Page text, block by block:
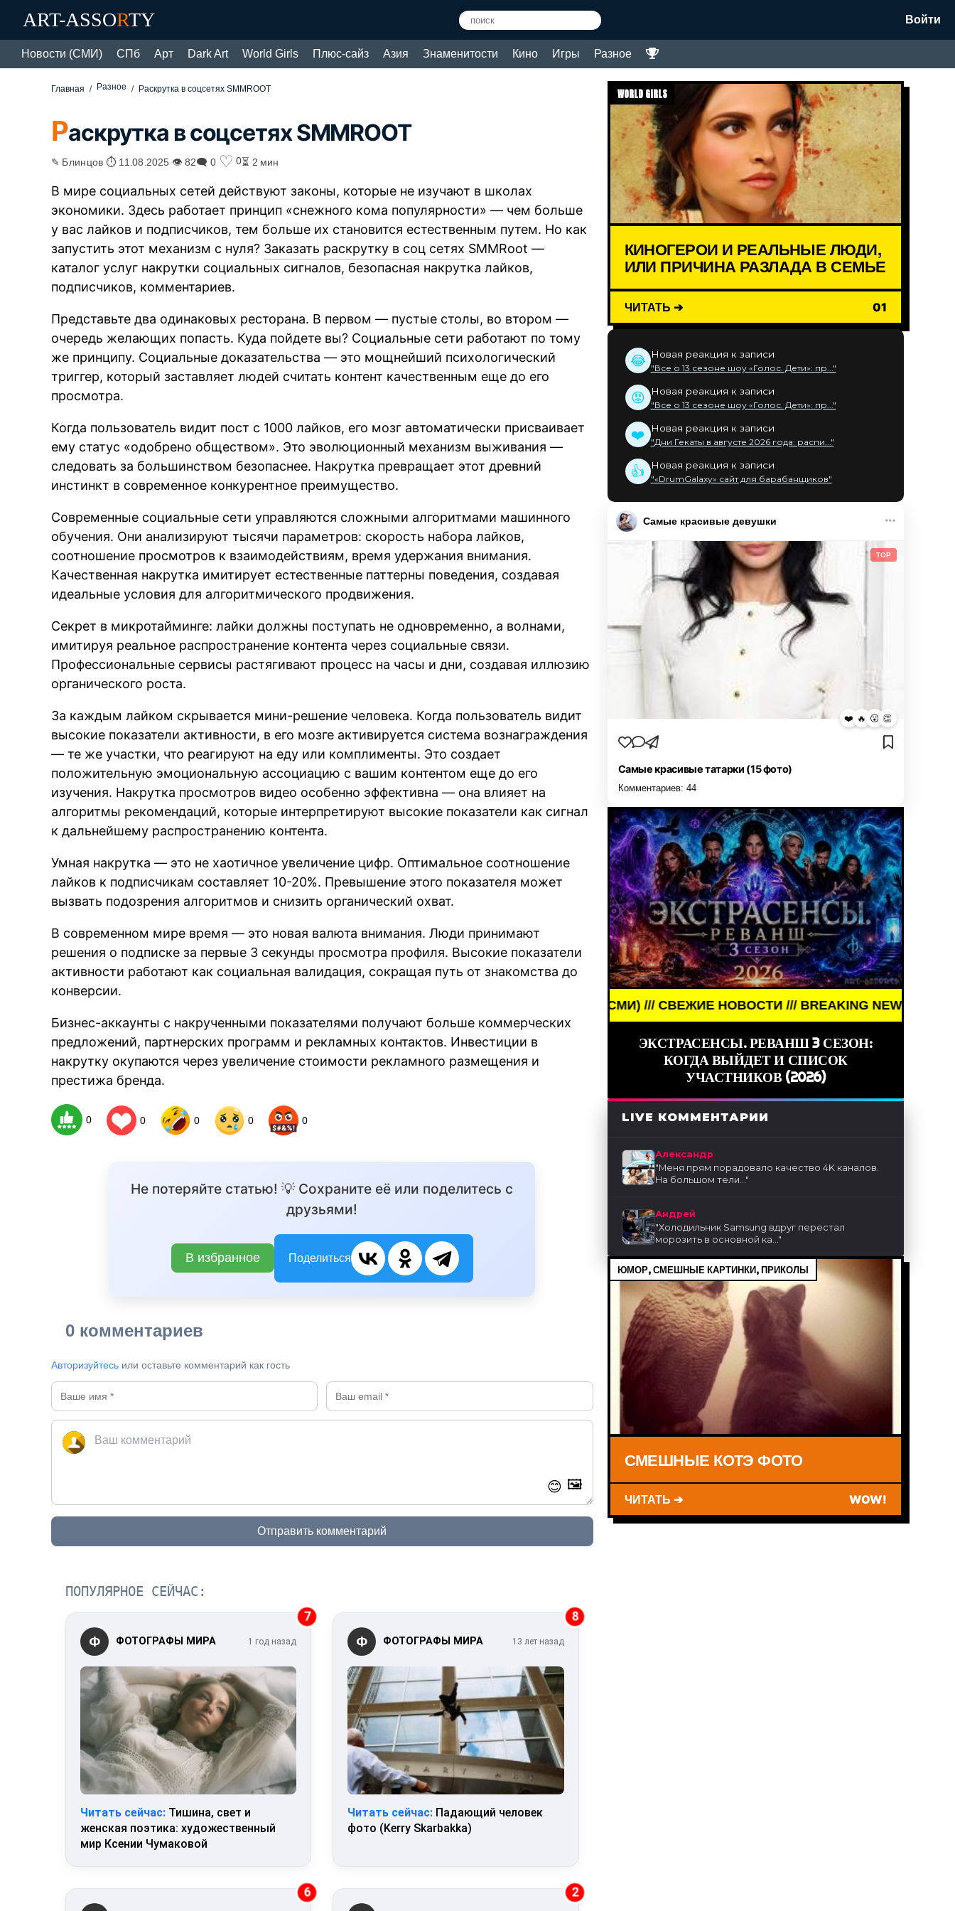
ART-ASSORTY Войти
Новости (СМИ) СПб Арт Dark Art World Girls Плюс-сайз Азия Знаменитости Кино Игры Разное
Главная Разное Раскрутка в соцсетях SMMROOT
Раскрутка в соцсетях SMMROOT
✎ Блинцов ⏱ 11.08.2025 👁 82🗨 0 ♡ 0⏳ 2 мин
В мире социальных сетей действуют законы, которые не изучают в школах
экономики. Здесь работает принцип «снежного кома популярности» — чем больше
у вас лайков и подписчиков, тем больше их становится естественным путем. Но как
запустить этот механизм с нуля? Заказать раскрутку в соц сетях SMMRoot —
каталог услуг накрутки социальных сигналов, безопасная накрутка лайков,
подписчиков, комментариев.
Представьте два одинаковых ресторана. В первом — пустые столы, во втором —
очередь желающих попасть. Куда пойдете вы? Социальные сети работают по тому
же принципу. Социальные доказательства — это мощнейший психологический
триггер, который заставляет людей считать контент качественным еще до его
просмотра.
Когда пользователь видит пост с 1000 лайков, его мозг автоматически присваивает
ему статус «одобрено обществом». Это эволюционный механизм выживания —
следовать за большинством безопаснее. Накрутка превращает этот древний
инстинкт в современное конкурентное преимущество.
Современные социальные сети управляются сложными алгоритмами машинного
обучения. Они анализируют тысячи параметров: скорость набора лайков,
соотношение просмотров к взаимодействиям, время удержания внимания.
Качественная накрутка имитирует естественные паттерны поведения, создавая
идеальные условия для алгоритмического продвижения.
Секрет в микротайминге: лайки должны поступать не одновременно, а волнами,
имитируя реальное распространение контента через социальные связи.
Профессиональные сервисы растягивают процесс на часы и дни, создавая иллюзию
органического роста.
За каждым лайком скрывается мини-решение человека. Когда пользователь видит
высокие показатели активности, в его мозге активируется система вознаграждения
— те же участки, что реагируют на еду или комплименты. Это создает
положительную эмоциональную ассоциацию с вашим контентом еще до его
изучения. Накрутка просмотров видео особенно эффективна — она влияет на
алгоритмы рекомендаций, которые интерпретируют высокие показатели как сигнал
к дальнейшему распространению контента.
Умная накрутка — это не хаотичное увеличение цифр. Оптимальное соотношение
лайков к подписчикам составляет 10-20%. Превышение этого показателя может
вызвать подозрения алгоритмов и снизить органический охват.
В современном мире время — это новая валюта внимания. Люди принимают
решения о подписке за первые 3 секунды просмотра профиля. Высокие показатели
активности работают как социальная валидация, сокращая путь от знакомства до
конверсии.
Бизнес-аккаунты с накрученными показателями получают больше коммерческих
предложений, партнерских программ и рекламных контактов. Инвестиции в
накрутку окупаются через увеличение стоимости рекламного размещения и
престижа бренда.
0 0 0 0 0
Не потеряйте статью! 💡 Сохраните её или поделитесь с
друзьями!
В избранное Поделиться
0 комментариев
Авторизуйтесь или оставьте комментарий как гость
😊 🖼️
Отправить комментарий
ПОПУЛЯРНОЕ СЕЙЧАС:
7
Ф ФОТОГРАФЫ МИРА 1 год назад
Читать сейчас: Тишина, свет и
женская поэтика: художественный
мир Ксении Чумаковой
8
Ф ФОТОГРАФЫ МИРА 13 лет назад
Читать сейчас: Падающий человек
фото (Kerry Skarbakka)
6 2
WORLD GIRLS
КИНОГЕРОИ И РЕАЛЬНЫЕ ЛЮДИ,
ИЛИ ПРИЧИНА РАЗЛАДА В СЕМЬЕ
ЧИТАТЬ ➔ 01
😂 Новая реакция к записи
"Все о 13 сезоне шоу «Голос. Дети»: пр..."
😡 Новая реакция к записи
"Все о 13 сезоне шоу «Голос. Дети»: пр..."
❤️ Новая реакция к записи
"Дни Гекаты в августе 2026 года: распи..."
👍 Новая реакция к записи
"«DrumGalaxy» сайт для барабанщиков"
Самые красивые девушки
TOP
❤️ 🔥 😮 👏
Самые красивые татарки (15 фото)
Комментариев: 44
BREAKING NEWS /// НОВОСТИ (СМИ) /// СВЕЖИЕ НОВОСТИ /// BREAKING NEWS /// НОВОСТИ
ЭКСТРАСЕНСЫ. РЕВАНШ 3 СЕЗОН:
КОГДА ВЫЙДЕТ И СПИСОК
УЧАСТНИКОВ (2026)
LIVE КОММЕНТАРИИ
Александр
"Меня прям порадовало качество 4K каналов.
На большом тели..."
Андрей
"Холодильник Samsung вдруг перестал
морозить в основной ка..."
ЮМОР, СМЕШНЫЕ КАРТИНКИ, ПРИКОЛЫ
СМЕШНЫЕ КОТЭ ФОТО
ЧИТАТЬ ➔ WOW!